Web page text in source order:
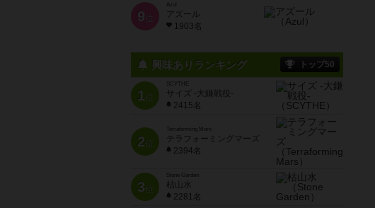
9 位
Azul
アズール
1903名
興味ありランキング トップ50
1位
SCYTHE
サイズ -大鎌戦役-
2415名
2位
Terraforming Mars
テラフォーミングマーズ
2394名
3位
Stone Garden
枯山水
2281名